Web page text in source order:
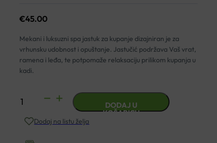
€45.00
Mekani i luksuzni spa jastuk za kupanje dizajniran je za
vrhunsku udobnost i opuštanje. Jastučić podržava Vaš vrat,
ramena i leđa, te potpomaže relaksaciju prilikom kupanja u
kadi.
RIO
SPA
DODAJ U
KOŠARICU
Dodaj na listu želja